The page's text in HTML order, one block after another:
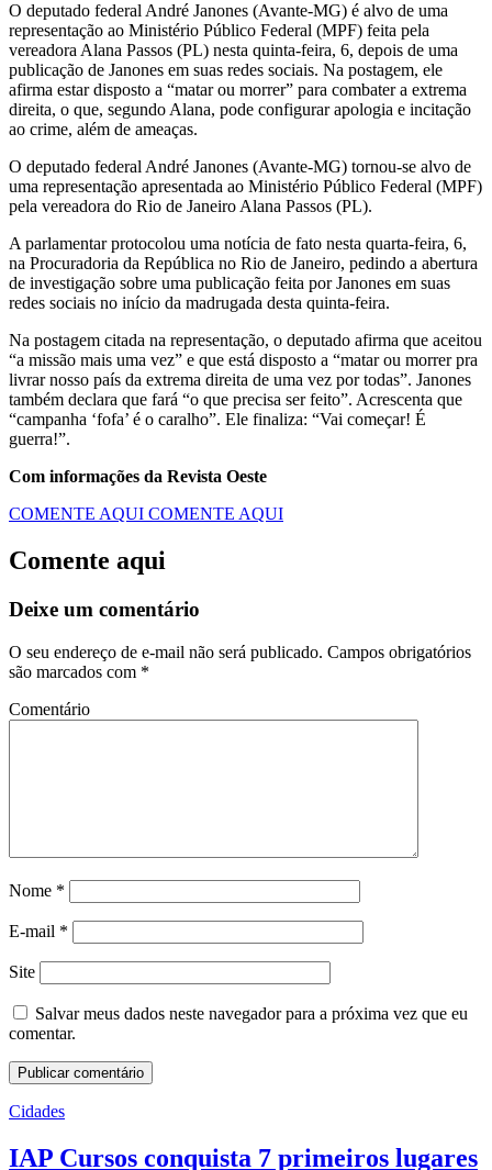
O deputado federal André Janones (Avante-MG) é alvo de uma
representação ao Ministério Público Federal (MPF) feita pela
vereadora Alana Passos (PL) nesta quinta-feira, 6, depois de uma
publicação de Janones em suas redes sociais. Na postagem, ele
afirma estar disposto a “matar ou morrer” para combater a extrema
direita, o que, segundo Alana, pode configurar apologia e incitação
ao crime, além de ameaças.
O deputado federal André Janones (Avante-MG) tornou-se alvo de
uma representação apresentada ao Ministério Público Federal (MPF)
pela vereadora do Rio de Janeiro Alana Passos (PL).
A parlamentar protocolou uma notícia de fato nesta quarta-feira, 6,
na Procuradoria da República no Rio de Janeiro, pedindo a abertura
de investigação sobre uma publicação feita por Janones em suas
redes sociais no início da madrugada desta quinta-feira.
Na postagem citada na representação, o deputado afirma que aceitou
“a missão mais uma vez” e que está disposto a “matar ou morrer pra
livrar nosso país da extrema direita de uma vez por todas”. Janones
também declara que fará “o que precisa ser feito”. Acrescenta que
“campanha ‘fofa’ é o caralho”. Ele finaliza: “Vai começar! É
guerra!”.
Com informações da Revista Oeste
COMENTE AQUI COMENTE AQUI
Comente aqui
Deixe um comentário
O seu endereço de e-mail não será publicado. Campos obrigatórios
são marcados com *
Comentário
Nome *
E-mail *
Site
Salvar meus dados neste navegador para a próxima vez que eu
comentar.
Cidades
IAP Cursos conquista 7 primeiros lugares